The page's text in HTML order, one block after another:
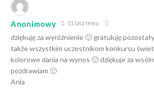
Anonimowy 11 lata temu
dziękuję za wyróżnienie 🙂 gratuluję
także wszystkim uczestnikom konkursu
kolorowe dania na wynos 🙂 dziękuje za
pozdrawiam 🙂
Ania